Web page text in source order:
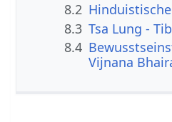
8.2
8.3 Tsa Lung -
8.4
Vijnana